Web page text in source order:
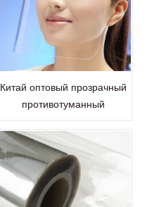
Китай оптовый прозрачный
противотуманный
домашних животных